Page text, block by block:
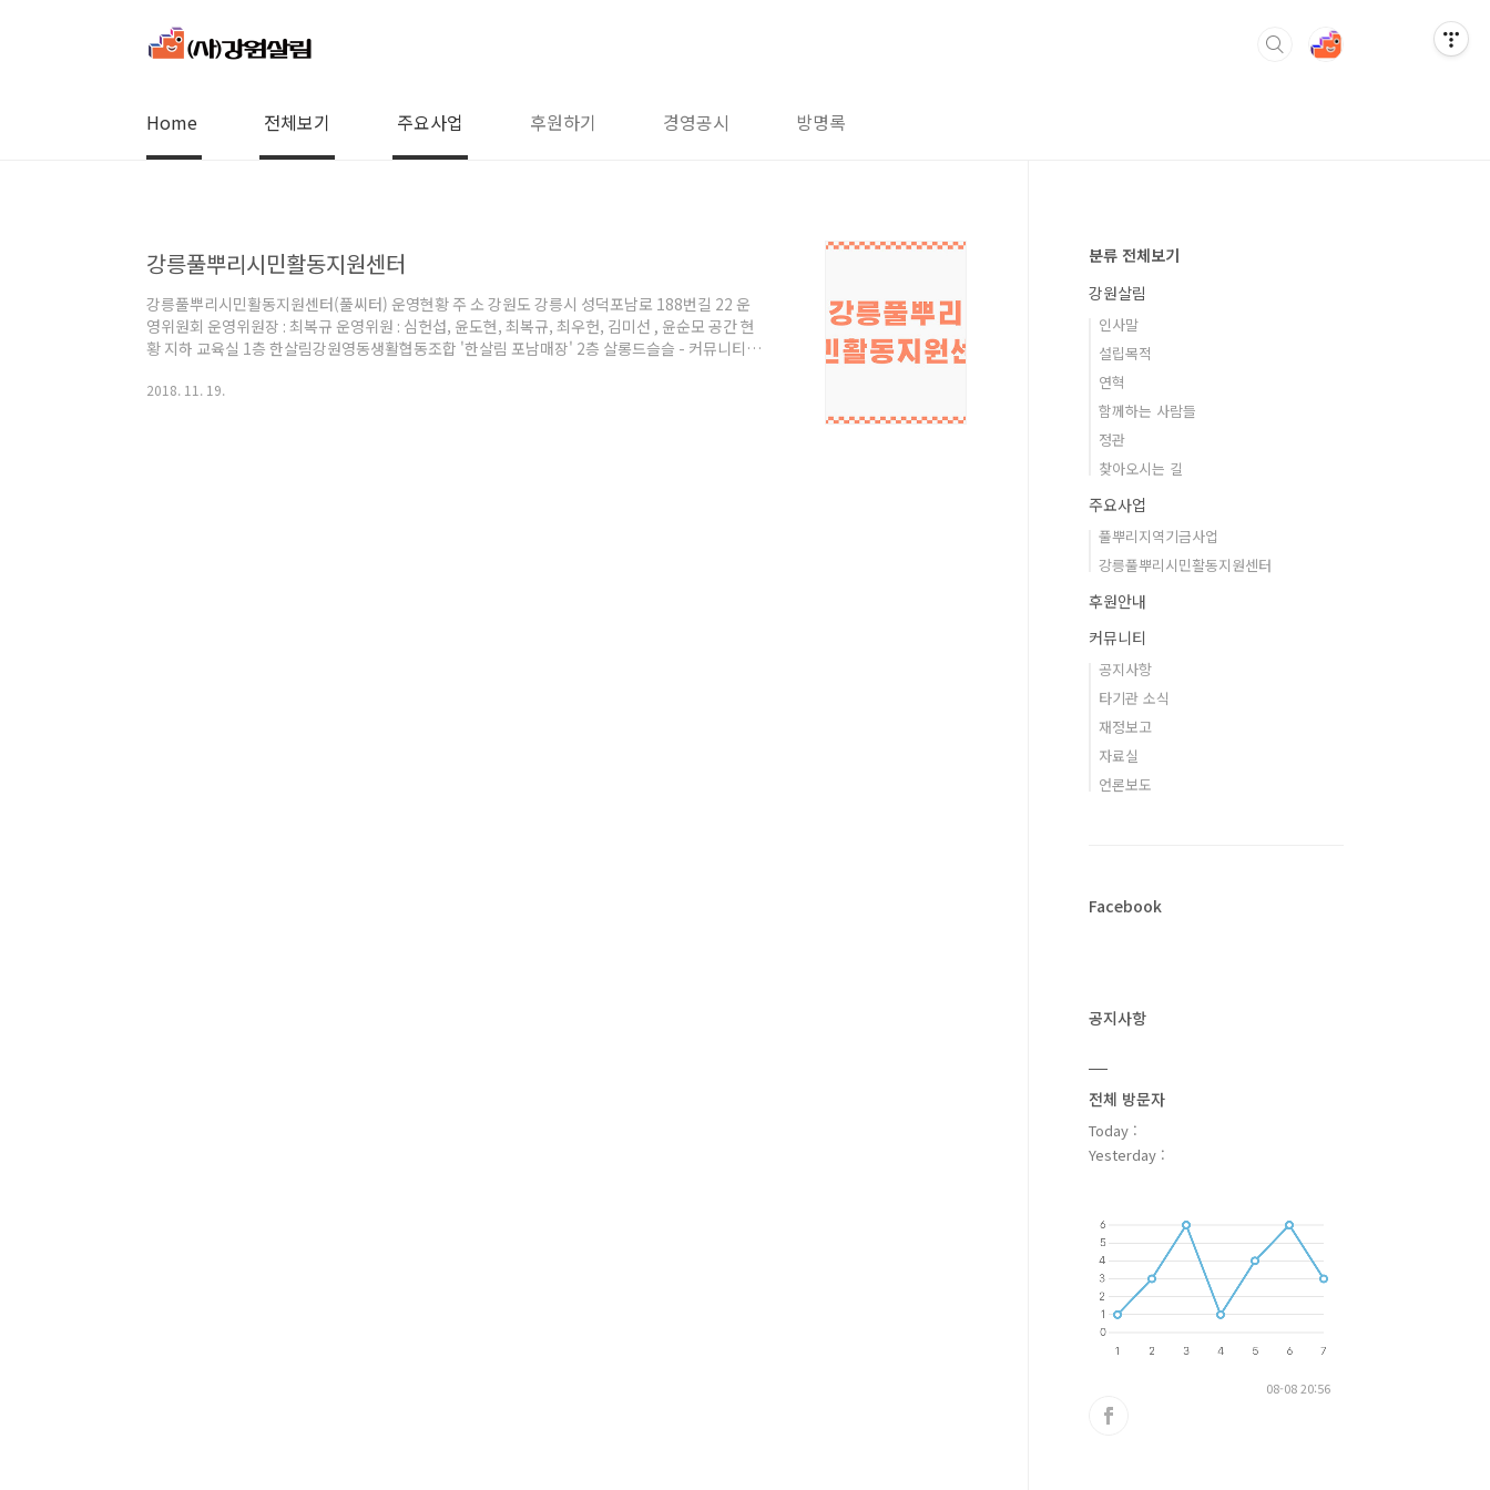
Home 전체보기 주요사업 후원하기 경영공시 방명록
강릉풀뿌리시민활동지원센터
강릉풀뿌리시민활동지원센터(풀씨터) 운영현황 주 소 강원도 강릉시 성덕포남로 188번길 22 운
영위원회 운영위원장 : 최복규 운영위원 : 심헌섭, 윤도현, 최복규, 최우헌, 김미선 , 윤순모 공간 현
황 지하 교육실 1층 한살림강원영동생활협동조합 '한살림 포남매장' 2층 살롱드슬슬 - 커뮤니티
활용사업 진행 - 각종 모임 및 회의 공간 지원, 시민과 함께 하는 문화프로그램 기획 및 진행 (문화
2018. 11. 19.
분류 전체보기
강원살림
인사말
설립목적
연혁
함께하는 사람들
정관
찾아오시는 길
주요사업
풀뿌리지역기금사업
강릉풀뿌리시민활동지원센터
후원안내
커뮤니티
공지사항
타기관 소식
재정보고
자료실
언론보도
Facebook
공지사항
전체 방문자
Today :
Yesterday :
08-08 20:56